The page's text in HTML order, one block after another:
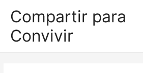
Compartir para
Convivir